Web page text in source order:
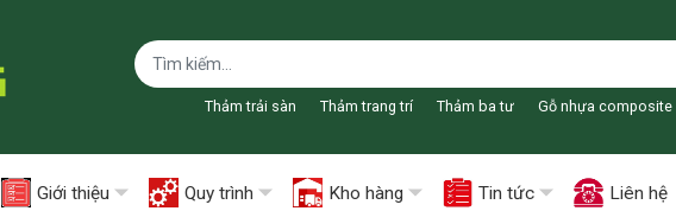
Thảm trải sàn Thảm trang trí Thảm ba tư Gỗ nhựa composite
Giới thiệu Quy trình Kho hàng Tin tức Liên hệ